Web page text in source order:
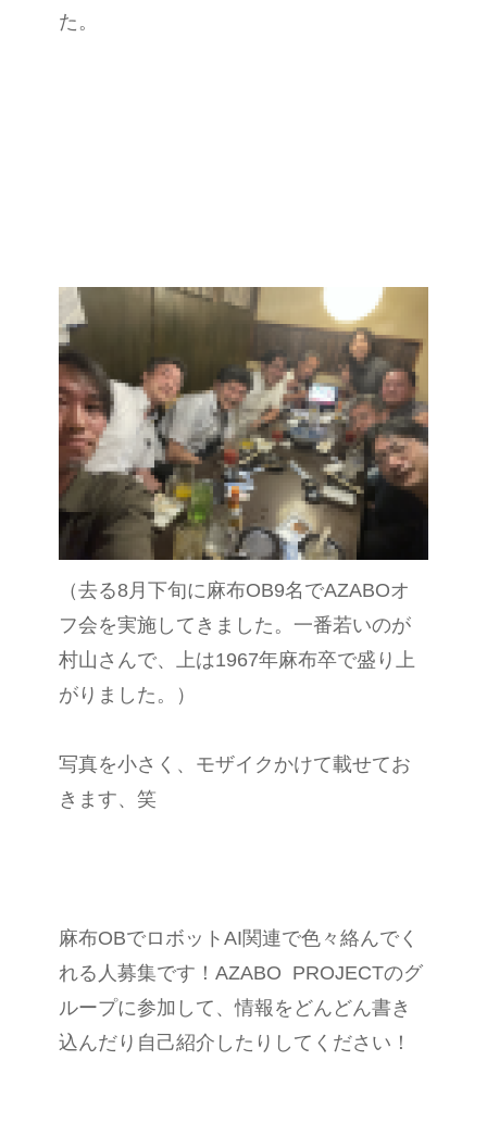
た。
（去る8月下旬に麻布OB9名でAZABOオ
フ会を実施してきました。一番若いのが
村山さんで、上は1967年麻布卒で盛り上
がりました。）
写真を小さく、モザイクかけて載せてお
きます、笑
麻布OBでロボットAI関連で色々絡んでく
れる人募集です！AZABO PROJECTのグ
ループに参加して、情報をどんどん書き
込んだり自己紹介したりしてください！